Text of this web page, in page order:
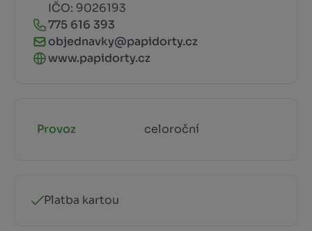
IČO: 9026193
775 616 393
objednavky@papidorty.cz
www.papidorty.cz
Provoz celoroční
Platba kartou